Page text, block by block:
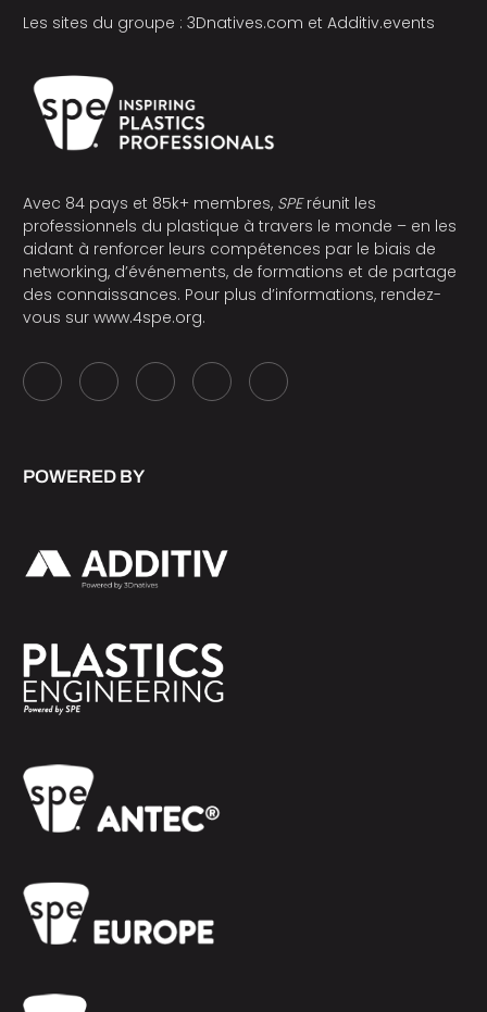
Les sites du groupe : 3Dnatives.com et Additiv.events
Avec 84 pays et 85k+ membres, SPEréunit les
professionnels du plastique à travers le monde – en les
aidant à renforcer leurs compétences par le biais de
networking, d’événements, de formations et de partage
des connaissances. Pour plus d’informations, rendez-
vous sur www.4spe.org.
POWERED BY